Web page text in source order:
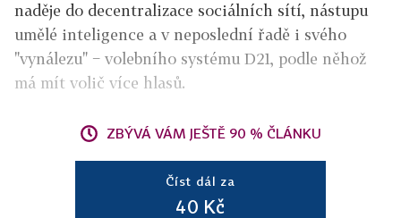
naděje do decentralizace sociálních sítí, nástupu
umělé inteligence a v neposlední řadě i svého
"vynálezu" − volebního systému D21, podle něhož
má mít volič více hlasů.
ZBÝVÁ VÁM JEŠTĚ 90 % ČLÁNKU
Číst dál za
40 Kč